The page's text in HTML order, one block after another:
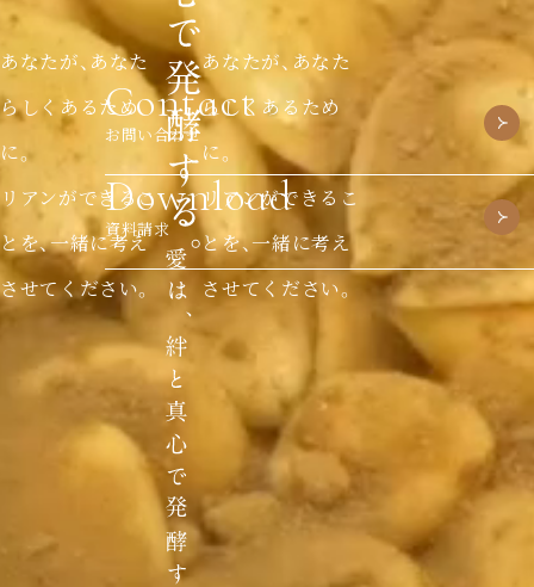
あなたが、あなた
らしくあるため
に。
リアンができるこ
とを、一緒に考え
させてください。
あなたが、あなた
らしくあるため
に。
リアンができるこ
とを、一緒に考え
させてください。
Contact
お問い合わせ
Download
資料請求